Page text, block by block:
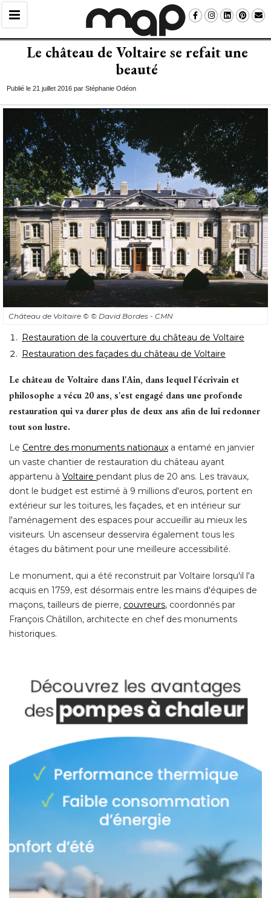
Le château de Voltaire se refait une
beauté
Publié le 21 juillet 2016 par Stéphanie Odéon
Château de Voltaire © © David Bordes - CMN
Restauration de la couverture du château de Voltaire
Restauration des façades du château de Voltaire
Le château de Voltaire dans l'Ain, dans lequel l'écrivain et
philosophe a vécu 20 ans, s'est engagé dans une profonde
restauration qui va durer plus de deux ans afin de lui redonner
tout son lustre.
Le Centre des monuments nationaux a entamé en janvier
un vaste chantier de restauration du château ayant
appartenu à Voltaire pendant plus de 20 ans. Les travaux,
dont le budget est estimé à 9 millions d'euros, portent en
extérieur sur les toitures, les façades, et en intérieur sur
l'aménagement des espaces pour accueillir au mieux les
visiteurs. Un ascenseur desservira également tous les
étages du bâtiment pour une meilleure accessibilité.
Le monument, qui a été reconstruit par Voltaire lorsqu'il l'a
acquis en 1759, est désormais entre les mains d'équipes de
maçons, tailleurs de pierre, couvreurs, coordonnés par
François Châtillon, architecte en chef des monuments
historiques.